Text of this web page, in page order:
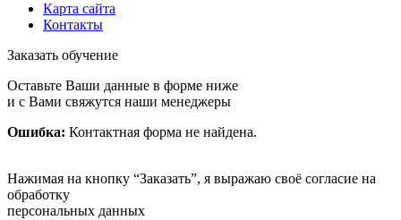
Карта сайта
Контакты
Заказать обучение
Оставьте Ваши данные в форме ниже
и с Вами свяжутся наши менеджеры
Ошибка: Контактная форма не найдена.
Нажимая на кнопку “Заказать”, я выражаю своё согласие на
обработку
персональных данных